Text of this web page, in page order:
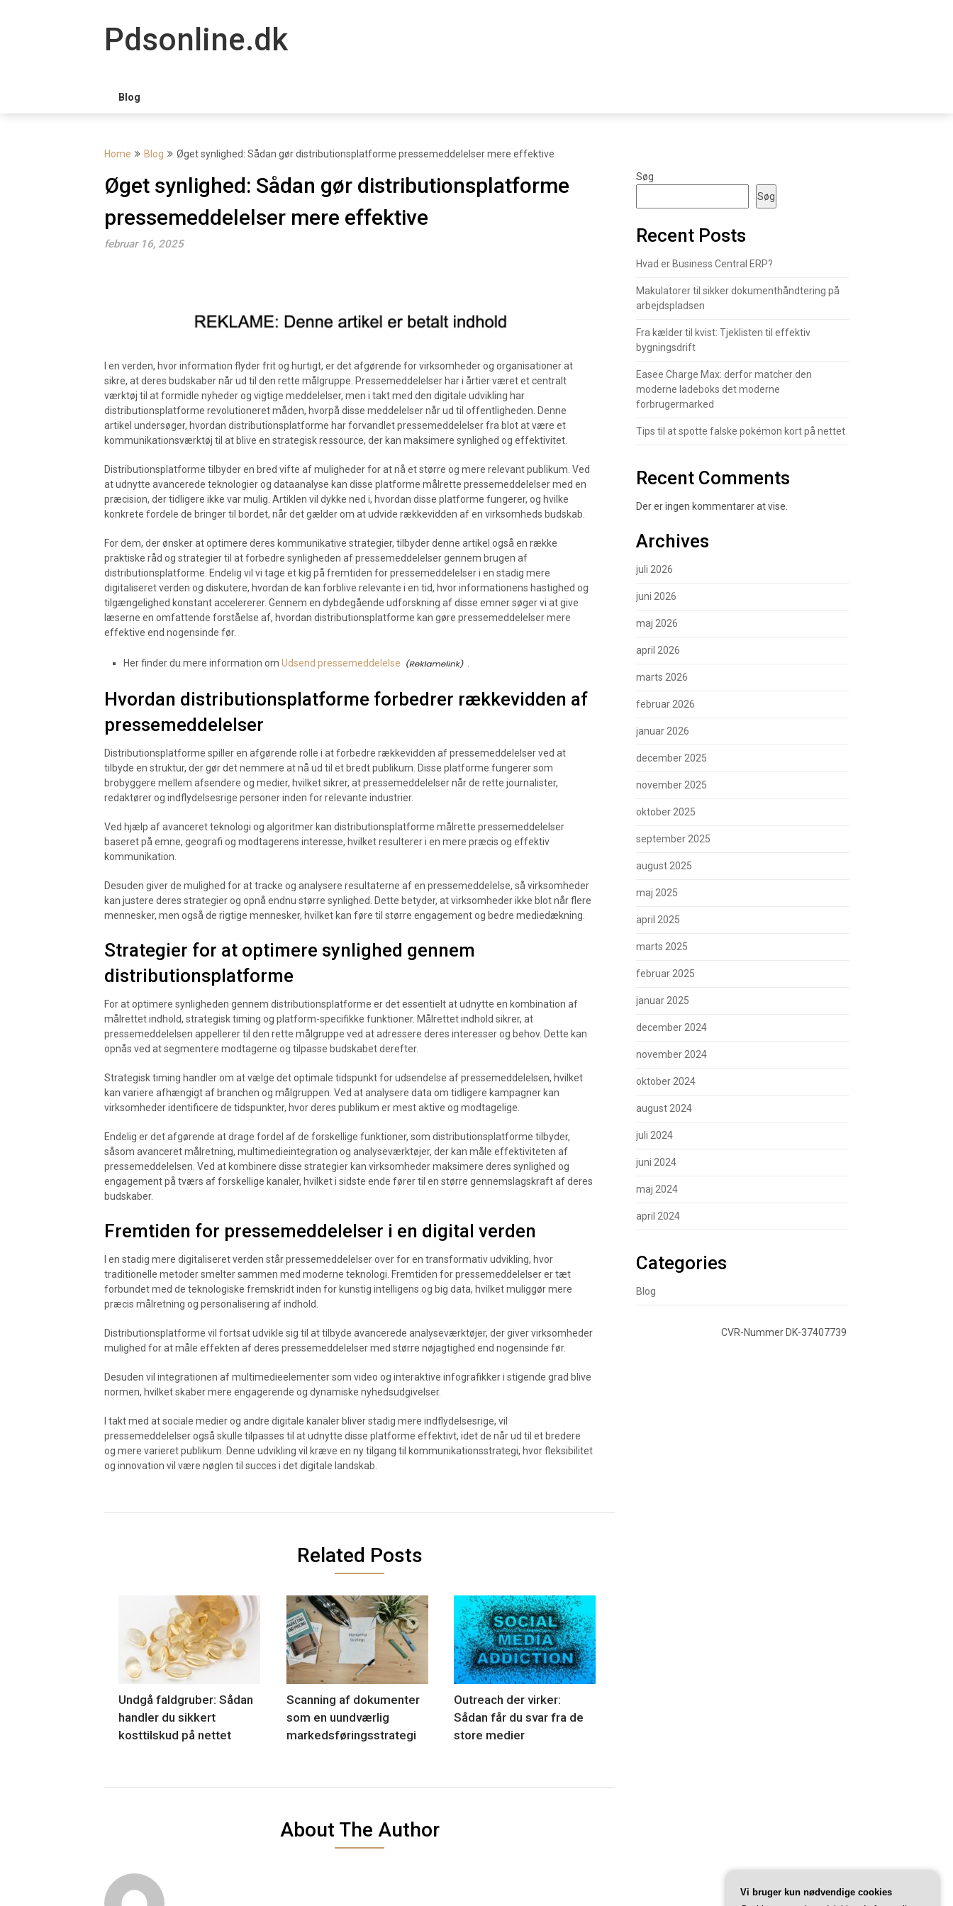
Pdsonline.dk
Blog
Home Blog Øget synlighed: Sådan gør distributionsplatforme pressemeddelelser mere effektive
Øget synlighed: Sådan gør distributionsplatforme
pressemeddelelser mere effektive
februar 16, 2025
I en verden, hvor information flyder frit og hurtigt, er det afgørende for virksomheder og organisationer at
sikre, at deres budskaber når ud til den rette målgruppe. Pressemeddelelser har i årtier været et centralt
værktøj til at formidle nyheder og vigtige meddelelser, men i takt med den digitale udvikling har
distributionsplatforme revolutioneret måden, hvorpå disse meddelelser når ud til offentligheden. Denne
artikel undersøger, hvordan distributionsplatforme har forvandlet pressemeddelelser fra blot at være et
kommunikationsværktøj til at blive en strategisk ressource, der kan maksimere synlighed og effektivitet.
Distributionsplatforme tilbyder en bred vifte af muligheder for at nå et større og mere relevant publikum. Ved
at udnytte avancerede teknologier og dataanalyse kan disse platforme målrette pressemeddelelser med en
præcision, der tidligere ikke var mulig. Artiklen vil dykke ned i, hvordan disse platforme fungerer, og hvilke
konkrete fordele de bringer til bordet, når det gælder om at udvide rækkevidden af en virksomheds budskab.
For dem, der ønsker at optimere deres kommunikative strategier, tilbyder denne artikel også en række
praktiske råd og strategier til at forbedre synligheden af pressemeddelelser gennem brugen af
distributionsplatforme. Endelig vil vi tage et kig på fremtiden for pressemeddelelser i en stadig mere
digitaliseret verden og diskutere, hvordan de kan forblive relevante i en tid, hvor informationens hastighed og
tilgængelighed konstant accelererer. Gennem en dybdegående udforskning af disse emner søger vi at give
læserne en omfattende forståelse af, hvordan distributionsplatforme kan gøre pressemeddelelser mere
effektive end nogensinde før.
Her finder du mere information om Udsend pressemeddelelse
Hvordan distributionsplatforme forbedrer rækkevidden af
pressemeddelelser
Distributionsplatforme spiller en afgørende rolle i at forbedre rækkevidden af pressemeddelelser ved at
tilbyde en struktur, der gør det nemmere at nå ud til et bredt publikum. Disse platforme fungerer som
brobyggere mellem afsendere og medier, hvilket sikrer, at pressemeddelelser når de rette journalister,
redaktører og indflydelsesrige personer inden for relevante industrier.
Ved hjælp af avanceret teknologi og algoritmer kan distributionsplatforme målrette pressemeddelelser
baseret på emne, geografi og modtagerens interesse, hvilket resulterer i en mere præcis og effektiv
kommunikation.
Desuden giver de mulighed for at tracke og analysere resultaterne af en pressemeddelelse, så virksomheder
kan justere deres strategier og opnå endnu større synlighed. Dette betyder, at virksomheder ikke blot når flere
mennesker, men også de rigtige mennesker, hvilket kan føre til større engagement og bedre mediedækning.
Strategier for at optimere synlighed gennem
distributionsplatforme
For at optimere synligheden gennem distributionsplatforme er det essentielt at udnytte en kombination af
målrettet indhold, strategisk timing og platform-specifikke funktioner. Målrettet indhold sikrer, at
pressemeddelelsen appellerer til den rette målgruppe ved at adressere deres interesser og behov. Dette kan
opnås ved at segmentere modtagerne og tilpasse budskabet derefter.
Strategisk timing handler om at vælge det optimale tidspunkt for udsendelse af pressemeddelelsen, hvilket
kan variere afhængigt af branchen og målgruppen. Ved at analysere data om tidligere kampagner kan
virksomheder identificere de tidspunkter, hvor deres publikum er mest aktive og modtagelige.
Endelig er det afgørende at drage fordel af de forskellige funktioner, som distributionsplatforme tilbyder,
såsom avanceret målretning, multimedieintegration og analyseværktøjer, der kan måle effektiviteten af
pressemeddelelsen. Ved at kombinere disse strategier kan virksomheder maksimere deres synlighed og
engagement på tværs af forskellige kanaler, hvilket i sidste ende fører til en større gennemslagskraft af deres
budskaber.
Fremtiden for pressemeddelelser i en digital verden
I en stadig mere digitaliseret verden står pressemeddelelser over for en transformativ udvikling, hvor
traditionelle metoder smelter sammen med moderne teknologi. Fremtiden for pressemeddelelser er tæt
forbundet med de teknologiske fremskridt inden for kunstig intelligens og big data, hvilket muliggør mere
præcis målretning og personalisering af indhold.
Distributionsplatforme vil fortsat udvikle sig til at tilbyde avancerede analyseværktøjer, der giver virksomheder
mulighed for at måle effekten af deres pressemeddelelser med større nøjagtighed end nogensinde før.
Desuden vil integrationen af multimedieelementer som video og interaktive infografikker i stigende grad blive
normen, hvilket skaber mere engagerende og dynamiske nyhedsudgivelser.
I takt med at sociale medier og andre digitale kanaler bliver stadig mere indflydelsesrige, vil
pressemeddelelser også skulle tilpasses til at udnytte disse platforme effektivt, idet de når ud til et bredere
og mere varieret publikum. Denne udvikling vil kræve en ny tilgang til kommunikationsstrategi, hvor fleksibilitet
og innovation vil være nøglen til succes i det digitale landskab.
Related Posts
Undgå faldgruber: Sådan
handler du sikkert
kosttilskud på nettet
Scanning af dokumenter
som en uundværlig
markedsføringsstrategi
Outreach der virker:
Sådan får du svar fra de
store medier
About The Author
Søg
Søg
Recent Posts
Hvad er Business Central ERP?
Makulatorer til sikker dokumenthåndtering på
arbejdspladsen
Fra kælder til kvist: Tjeklisten til effektiv
bygningsdrift
Easee Charge Max: derfor matcher den
moderne ladeboks det moderne
forbrugermarked
Tips til at spotte falske pokémon kort på nettet
Recent Comments
Der er ingen kommentarer at vise.
Archives
juli 2026
juni 2026
maj 2026
april 2026
marts 2026
februar 2026
januar 2026
december 2025
november 2025
oktober 2025
september 2025
august 2025
maj 2025
april 2025
marts 2025
februar 2025
januar 2025
december 2024
november 2024
oktober 2024
august 2024
juli 2024
juni 2024
maj 2024
april 2024
Categories
Blog
CVR-Nummer DK-37407739
Vi bruger kun nødvendige cookies